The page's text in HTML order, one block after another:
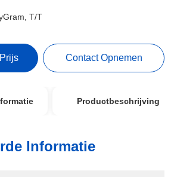
T/T
Contact Opnemen
Productbeschrijving
Informatie